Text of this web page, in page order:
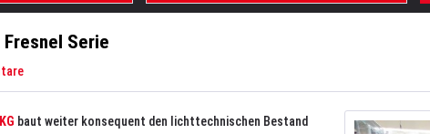
Serie
baut weiter konsequent den lichttechnischen Bestand